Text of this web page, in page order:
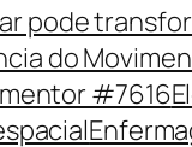
pode
do
#7616